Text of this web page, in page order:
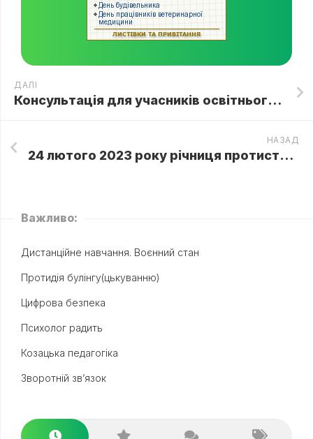
ДАЛІ
Консультація для учасників освітнього процесу “Вода – джерело життя”
НАЗАД
24 лютого 2023 року річниця протистояння українського народу російській навалі. Це найскладніший рік в історії незалежної України💙💛
Важливо:
Дистанційне навчання. Воєнний стан
Протидія булінгу(цькуванню)
Цифрова безпека
Психолог радить
Козацька педагогіка
Зворотній зв’язок